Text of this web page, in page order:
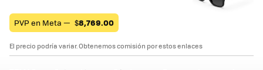
PVP en Meta — $8,769.00
El precio podría variar. Obtenemos comisión por estos enlaces